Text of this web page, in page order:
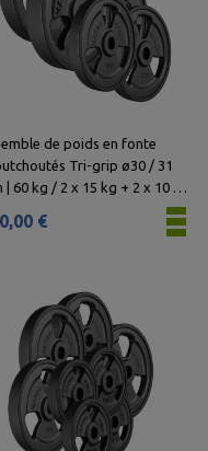
de poids en fonte
Tri-grip ø30 / 31
| 60 kg / 2 x 15 kg + 2 x 10 kg
€